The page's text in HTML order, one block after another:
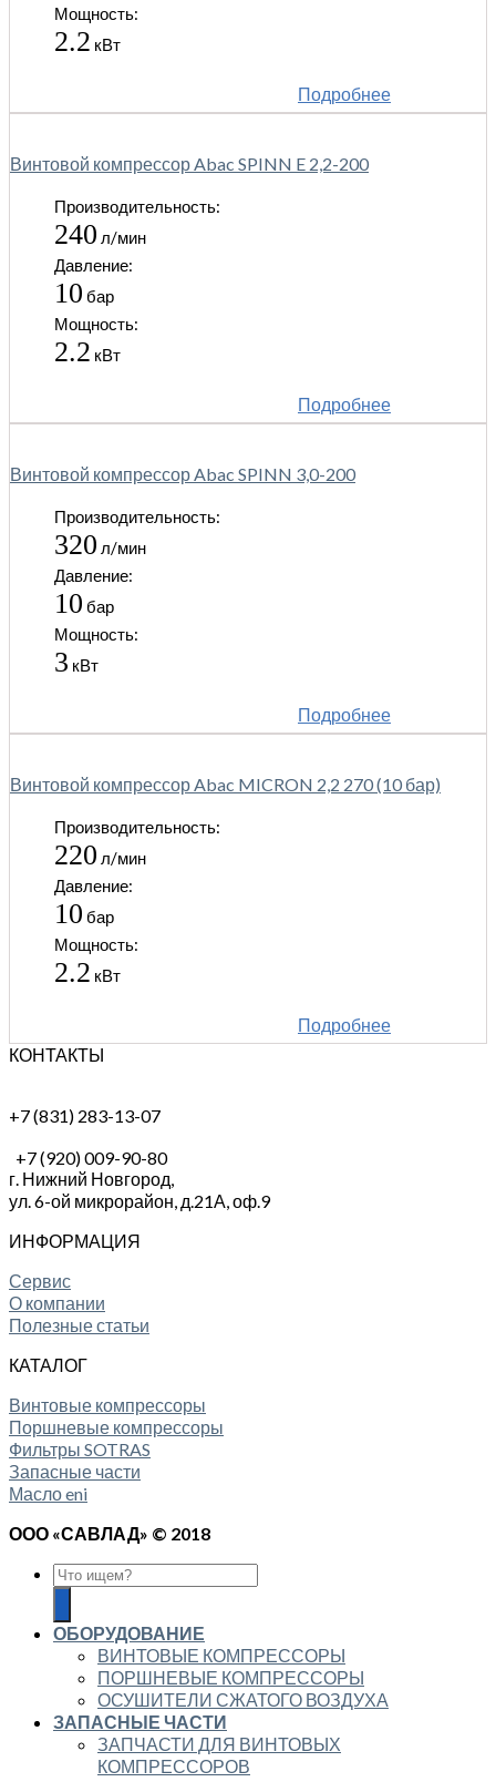
Мощность:
2.2 кВт
Подробнее
Винтовой компрессор Abac SPINN E 2,2-200
Производительность:
240 л/мин
Давление:
10 бар
Мощность:
2.2 кВт
Подробнее
Винтовой компрессор Abac SPINN 3,0-200
Производительность:
320 л/мин
Давление:
10 бар
Мощность:
3 кВт
Подробнее
Винтовой компрессор Abac MICRON 2,2 270 (10 бар)
Производительность:
220 л/мин
Давление:
10 бар
Мощность:
2.2 кВт
Подробнее
КОНТАКТЫ
+7 (831) 283-13-07
+7 (920) 009-90-80
г. Нижний Новгород,
ул. 6-ой микрорайон, д.21А, оф.9
ИНФОРМАЦИЯ
Сервис
О компании
Полезные статьи
КАТАЛОГ
Винтовые компрессоры
Поршневые компрессоры
Фильтры SOTRAS
Запасные части
Масло eni
ООО «САВЛАД» © 2018
ОБОРУДОВАНИЕ
ВИНТОВЫЕ КОМПРЕССОРЫ
ПОРШНЕВЫЕ КОМПРЕССОРЫ
ОСУШИТЕЛИ СЖАТОГО ВОЗДУХА
ЗАПАСНЫЕ ЧАСТИ
ЗАПЧАСТИ ДЛЯ ВИНТОВЫХ
КОМПРЕССОРОВ